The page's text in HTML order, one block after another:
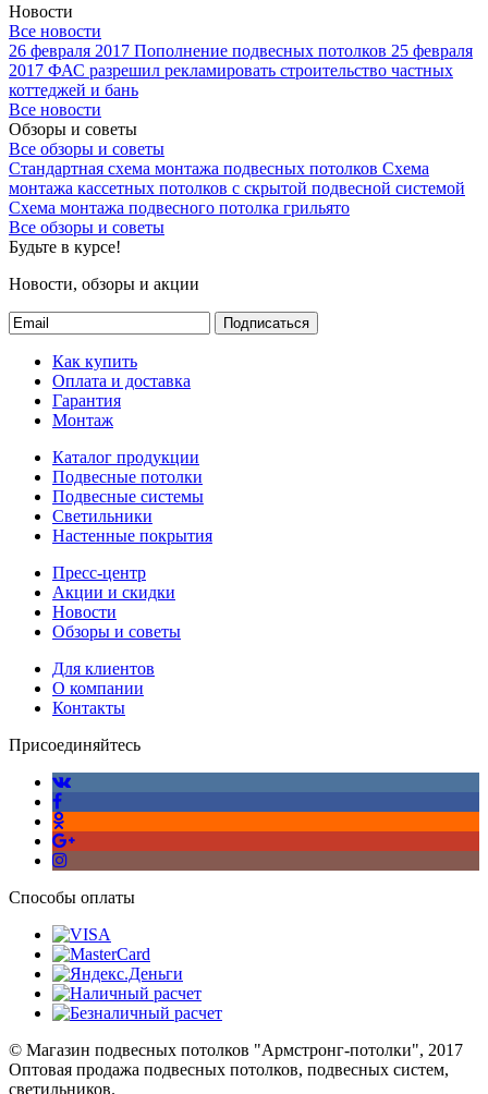
Новости
Все новости
26 февраля 2017 Пополнение подвесных потолков 25 февраля
2017 ФАС разрешил рекламировать строительство частных
коттеджей и бань
Все новости
Обзоры и советы
Все обзоры и советы
Стандартная схема монтажа подвесных потолков Схема
монтажа кассетных потолков с скрытой подвесной системой
Схема монтажа подвесного потолка грильято
Все обзоры и советы
Будьте в курсе!
Новости, обзоры и акции
Подписаться
Как купить
Оплата и доставка
Гарантия
Монтаж
Каталог продукции
Подвесные потолки
Подвесные системы
Светильники
Настенные покрытия
Пресс-центр
Акции и скидки
Новости
Обзоры и советы
Для клиентов
О компании
Контакты
Присоединяйтесь
Способы оплаты
© Магазин подвесных потолков "Армстронг-потолки", 2017
Оптовая продажа подвесных потолков, подвесных систем,
светильников.